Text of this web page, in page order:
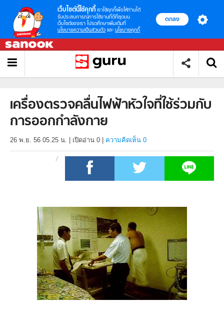
เว็บไซต์นี้ใช้คุกกี้ เราใช้คุกกี้เพื่อให้ท่านได้
รับประสบการณ์การใช้งานที่ดีที่สุดบน
เว็บไซต์ของเรา โปรดศึกษาเพิ่มเติมที่
นโยบายความเป็นส่วนตัว และ นโยบายคุกกี้
ตกลง
เครื่องตรวจคลื่นไฟฟ้าหัวใจที่ใช้ร่วมกับ
การออกกำลังกาย
26 พ.ย. 56 05.25 น. เปิดอ่าน 0 ความคิดเห็น 0